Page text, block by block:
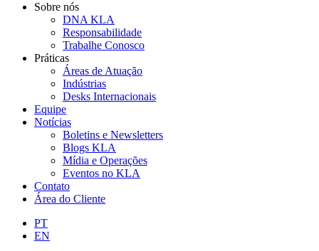
Sobre nós
DNA KLA
Responsabilidade
Trabalhe Conosco
Práticas
Áreas de Atuação
Indústrias
Desks Internacionais
Equipe
Notícias
Boletins e Newsletters
Blogs KLA
Mídia e Operações
Eventos no KLA
Contato
Área do Cliente
PT
EN